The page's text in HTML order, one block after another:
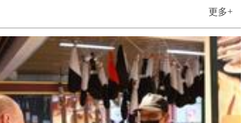
更多+